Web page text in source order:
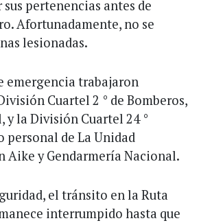
pertenencias antes de
Afortunadamente, no se
lesionadas.
emergencia trabajaron
Cuartel 2 ° de Bomberos,
y la División Cuartel 24 °
personal de La Unidad
Aike y Gendarmería Nacional.
el tránsito en la Ruta
interrumpido hasta que